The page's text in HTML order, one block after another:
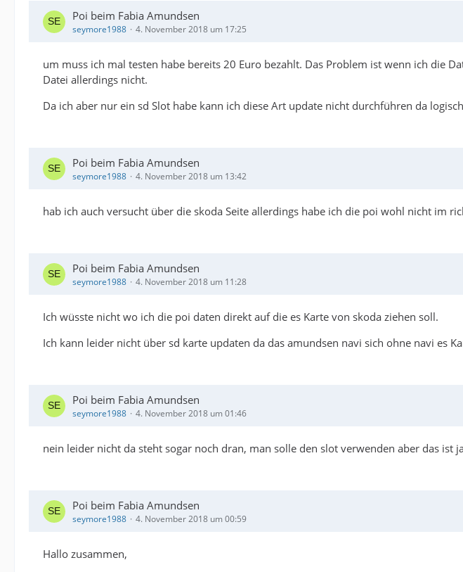
Poi beim Fabia Amundsen
seymore1988 4. November 2018 um 17:25
um muss ich mal testen habe bereits 20 Euro bezahlt. Das Problem ist wenn ich die
Datei allerdings nicht.
Da ich aber nur ein sd Slot habe kann ich diese Art update nicht durchführen da
Poi beim Fabia Amundsen
seymore1988 4. November 2018 um 13:42
hab ich auch versucht über die skoda Seite allerdings habe ich die poi wohl nicht im
Poi beim Fabia Amundsen
seymore1988 4. November 2018 um 11:28
Ich wüsste nicht wo ich die poi daten direkt auf die es Karte von skoda ziehen soll.
Ich kann leider nicht über sd karte updaten da das amundsen navi sich ohne navi es
Poi beim Fabia Amundsen
seymore1988 4. November 2018 um 01:46
nein leider nicht da steht sogar noch dran, man solle den slot verwenden aber das ist
Poi beim Fabia Amundsen
seymore1988 4. November 2018 um 00:59
Hallo zusammen,